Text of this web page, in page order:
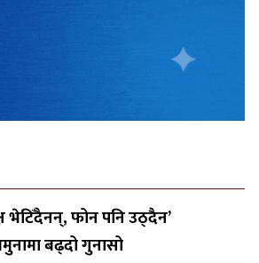
भेटिँदैनन्, फोन पनि उठ्दैन’
बढ्दो गुनासो